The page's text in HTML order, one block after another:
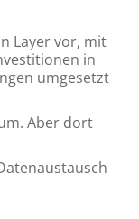
Layer vor, mit
in
umgesetzt
Aber dort